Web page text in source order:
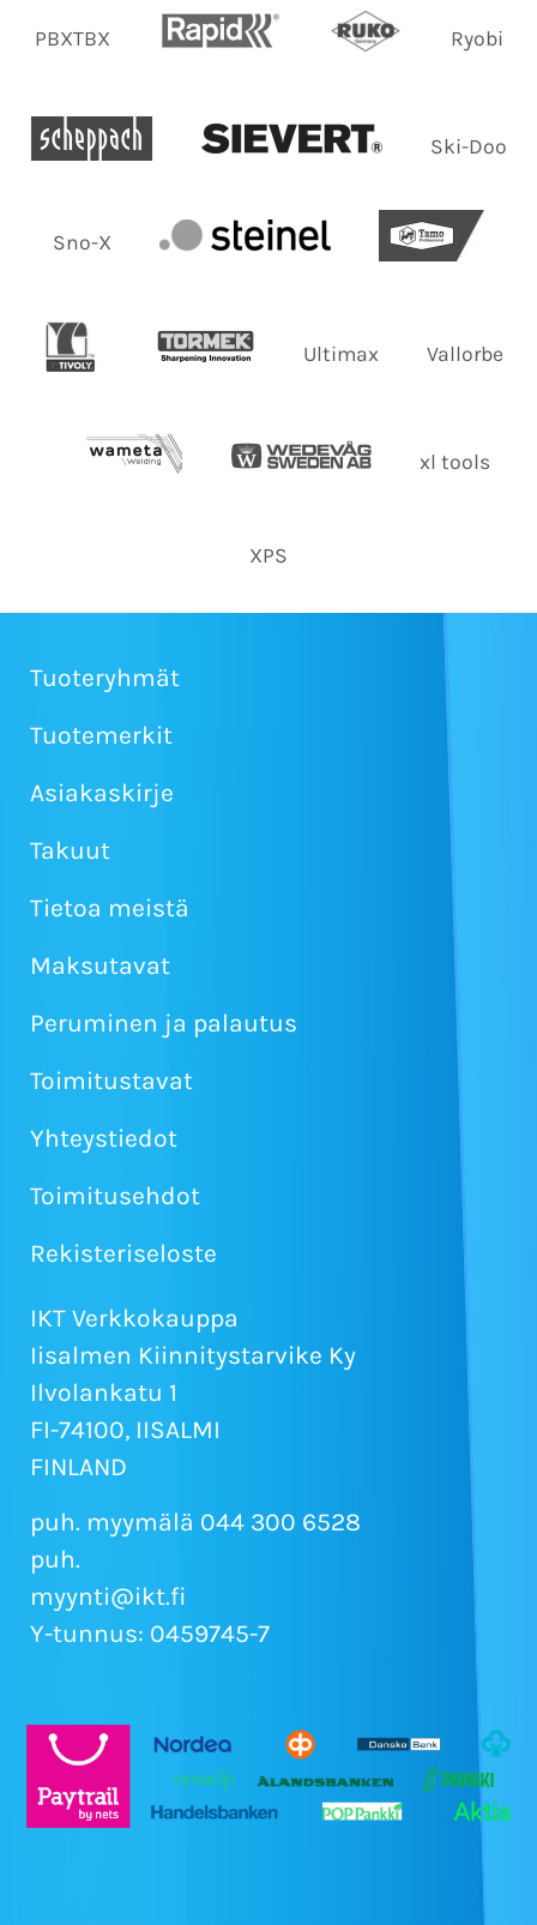
PBXTBX Ryobi
Ski-Doo
Sno-X
Ultimax Vallorbe
xl tools
XPS
Tuoteryhmät
Tuotemerkit
Asiakaskirje
Takuut
Tietoa meistä
Maksutavat
Peruminen ja palautus
Toimitustavat
Yhteystiedot
Toimitusehdot
Rekisteriseloste
IKT Verkkokauppa
Iisalmen Kiinnitystarvike Ky
Ilvolankatu 1
FI-74100, IISALMI
FINLAND
puh. myymälä 044 300 6528
puh.
myynti@ikt.fi
Y-tunnus: 0459745-7